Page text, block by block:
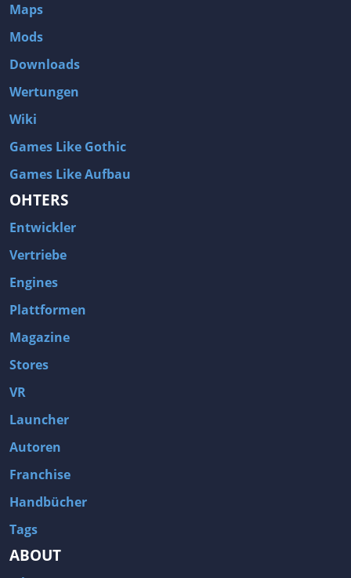
Maps
Mods
Downloads
Wertungen
Wiki
Games Like Gothic
Games Like Aufbau
OHTERS
Entwickler
Vertriebe
Engines
Plattformen
Magazine
Stores
VR
Launcher
Autoren
Franchise
Handbücher
Tags
ABOUT